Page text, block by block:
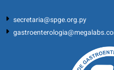
secretaria@spge.org.py